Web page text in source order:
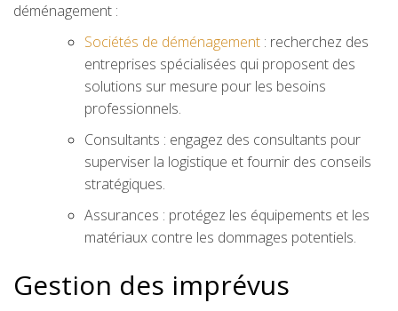
déménagement :
Sociétés de déménagement : recherchez des
entreprises spécialisées qui proposent des
solutions sur mesure pour les besoins
professionnels.
Consultants : engagez des consultants pour
superviser la logistique et fournir des conseils
stratégiques.
Assurances : protégez les équipements et les
matériaux contre les dommages potentiels.
Gestion des imprévus